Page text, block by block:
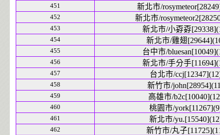
451 新北市/
452 新北市/
453 新北市/小孬孬
454 新北市/雞翅
455 台中市/
456 新北市/手分手
457 台北市/
458 新竹市/
459 高雄市/
460 桃園市/
461 新北市/
462 新竹市/丸子